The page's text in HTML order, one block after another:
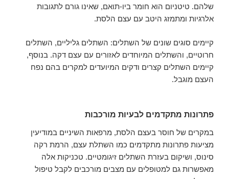
שלהם. טיטניום הוא חומר ביו-תואם, שאינו גורם לתגובות
אלרגיות ומתמזג היטב עם עצם הלסת.
קיימים סוגים שונים של השתלים: השתלים גליליים, השתלים
חרוטיים, והשתלים המיוחדים לאזורים עם עצם דקה. בנוסף,
קיימים השתלים קצרים ודקים המיועדים למקרים בהם נפח
העצם מוגבל.
פתרונות מתקדמים לבעיות מורכבות
במקרים של חוסר בעצם הלסת, מרפאות השיניים במודיעין
מציעות פתרונות מתקדמים כמו השתלת עצם, הרמת רקה
סינוס, ושיקום בעזרת השתלים זיגומטיים. טכניקות אלה
מאפשרות גם למטופלים עם מצבים מורכבים לקבל טיפול